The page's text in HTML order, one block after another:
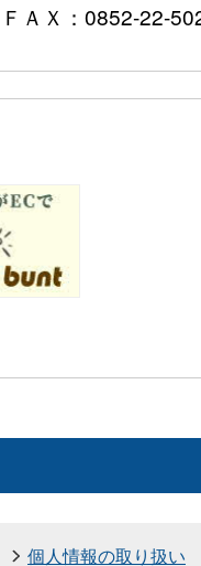
ＡＸ：0852-22-
個人情報の取り扱い